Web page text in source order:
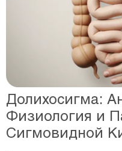
Долихосигма:
Физиология и
Сигмовидной